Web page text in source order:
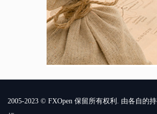
2005-2023 © FXOpen 保留所有权利. 由各自的